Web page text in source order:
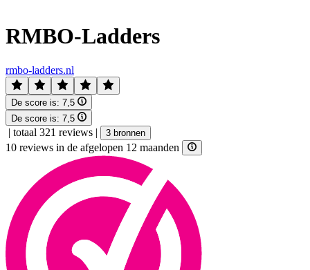
RMBO-Ladders
rmbo-ladders.nl
De score is: 7,5
De score is: 7,5
| totaal 321 reviews | 3 bronnen
10 reviews in de afgelopen 12 maanden